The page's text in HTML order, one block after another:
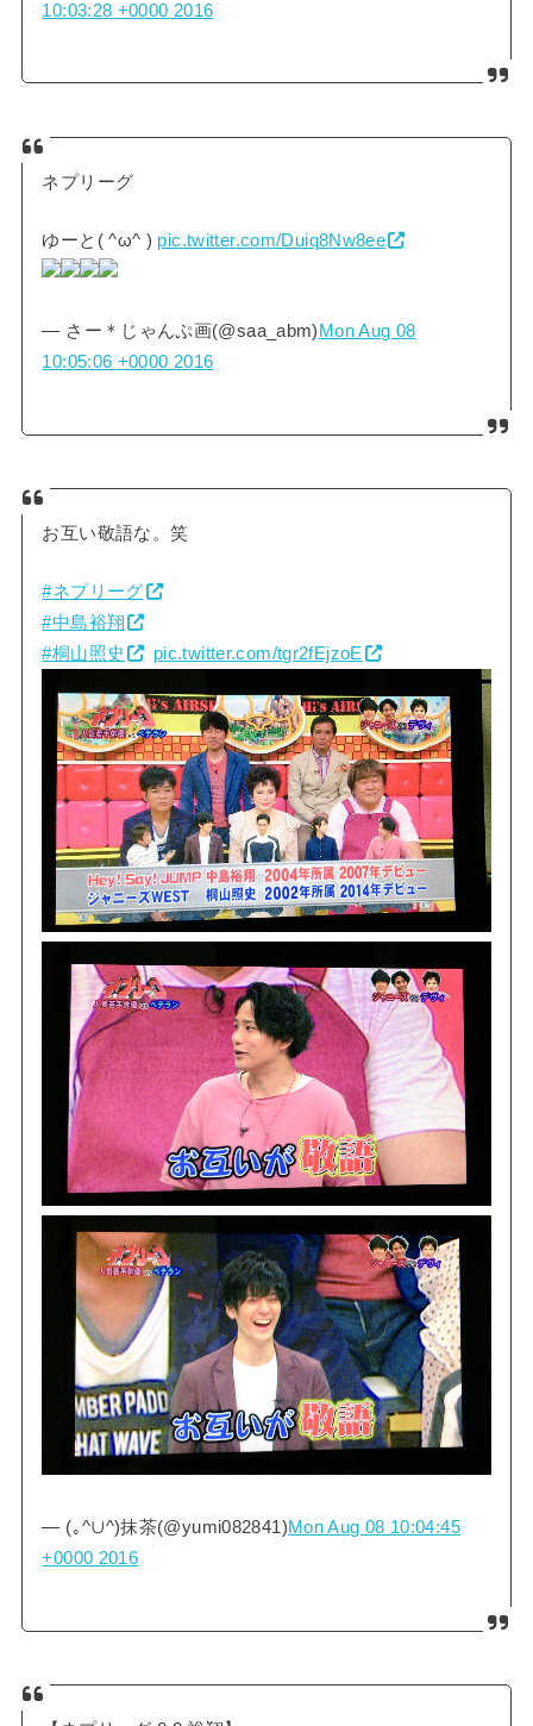
10:03:28 +0000 2016
ネプリーグ
ゆーと( ^ω^ ) pic.twitter.com/Duiq8Nw8ee
— さー＊じゃんぷ画(@saa_abm) Mon Aug 08
10:05:06 +0000 2016
お互い敬語な。笑
#ネプリーグ
#中島裕翔
#桐山照史
pic.twitter.com/tgr2fEjzoE
— (｡^∪^)抹茶(@yumi082841)Mon Aug 08 10:04:45
+0000 2016